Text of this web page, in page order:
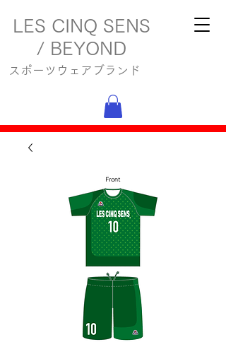
LES CINQ SENS
/ BEYOND
スポーツウェアブランド